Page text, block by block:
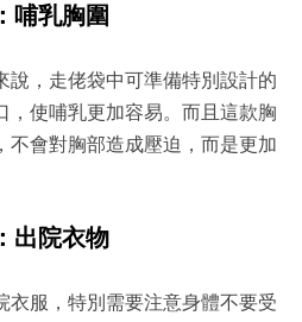
哺乳胸圍
說，走佬袋中可準備特別設計的
，使哺乳更加容易。而且這款胸
不會對胸部造成壓迫，而是更加
出院衣物
衣服，特別需要注意身體不要受